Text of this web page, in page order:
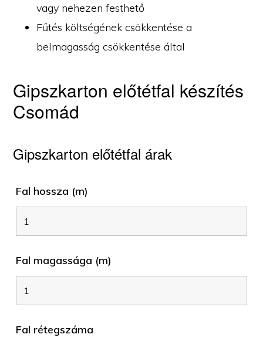
vagy nehezen festhető
Fűtés költségének csökkentése a
belmagasság csökkentése által
Gipszkarton előtétfal készítés
Csomád
Gipszkarton előtétfal árak
Fal hossza (m)
Fal magassága (m)
Fal rétegszáma